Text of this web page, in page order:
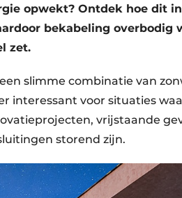
opwekt? Ontdek hoe dit
bekabeling overbodig
zet.
slimme combinatie van
interessant voor situaties
vrijstaande
storend zijn.